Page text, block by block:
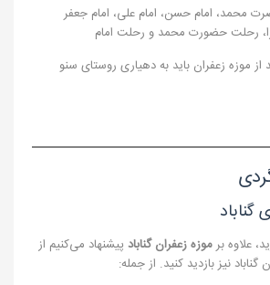
محمد، امام حسن، امام علی، امام جعفر
رحلت حضورت محمد و رحلت امام
از موزه زعفران باید به دهیاری روستای سنو
گناباد
علاوه برموزه زعفران گناباد پیشنهاد می‌کنیم از
نیز بازدید کنید. از جمله: